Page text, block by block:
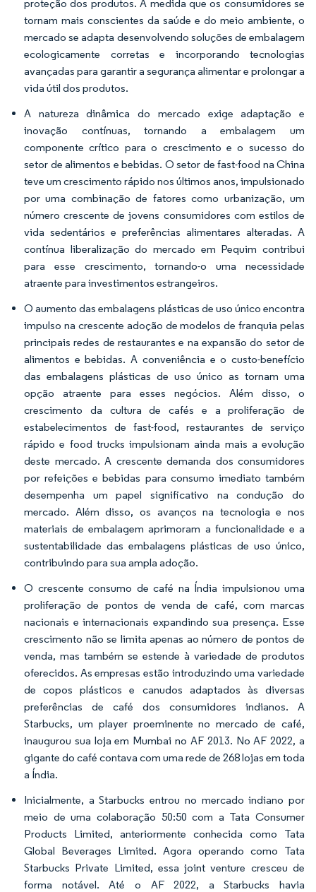
proteção dos produtos. À medida que os consumidores se
tornam mais conscientes da saúde e do meio ambiente, o
mercado se adapta desenvolvendo soluções de embalagem
ecologicamente corretas e incorporando tecnologias
avançadas para garantir a segurança alimentar e prolongar a
vida útil dos produtos.
A natureza dinâmica do mercado exige adaptação e
inovação contínuas, tornando a embalagem um
componente crítico para o crescimento e o sucesso do
setor de alimentos e bebidas. O setor de fast-food na China
teve um crescimento rápido nos últimos anos, impulsionado
por uma combinação de fatores como urbanização, um
número crescente de jovens consumidores com estilos de
vida sedentários e preferências alimentares alteradas. A
contínua liberalização do mercado em Pequim contribui
para esse crescimento, tornando-o uma necessidade
atraente para investimentos estrangeiros.
O aumento das embalagens plásticas de uso único encontra
impulso na crescente adoção de modelos de franquia pelas
principais redes de restaurantes e na expansão do setor de
alimentos e bebidas. A conveniência e o custo-benefício
das embalagens plásticas de uso único as tornam uma
opção atraente para esses negócios. Além disso, o
crescimento da cultura de cafés e a proliferação de
estabelecimentos de fast-food, restaurantes de serviço
rápido e food trucks impulsionam ainda mais a evolução
deste mercado. A crescente demanda dos consumidores
por refeições e bebidas para consumo imediato também
desempenha um papel significativo na condução do
mercado. Além disso, os avanços na tecnologia e nos
materiais de embalagem aprimoram a funcionalidade e a
sustentabilidade das embalagens plásticas de uso único,
contribuindo para sua ampla adoção.
O crescente consumo de café na Índia impulsionou uma
proliferação de pontos de venda de café, com marcas
nacionais e internacionais expandindo sua presença. Esse
crescimento não se limita apenas ao número de pontos de
venda, mas também se estende à variedade de produtos
oferecidos. As empresas estão introduzindo uma variedade
de copos plásticos e canudos adaptados às diversas
preferências de café dos consumidores indianos. A
Starbucks, um player proeminente no mercado de café,
inaugurou sua loja em Mumbai no AF 2013. No AF 2022, a
gigante do café contava com uma rede de 268 lojas em toda
a Índia.
Inicialmente, a Starbucks entrou no mercado indiano por
meio de uma colaboração 50:50 com a Tata Consumer
Products Limited, anteriormente conhecida como Tata
Global Beverages Limited. Agora operando como Tata
Starbucks Private Limited, essa joint venture cresceu de
forma notável. Até o AF 2022, a Starbucks havia